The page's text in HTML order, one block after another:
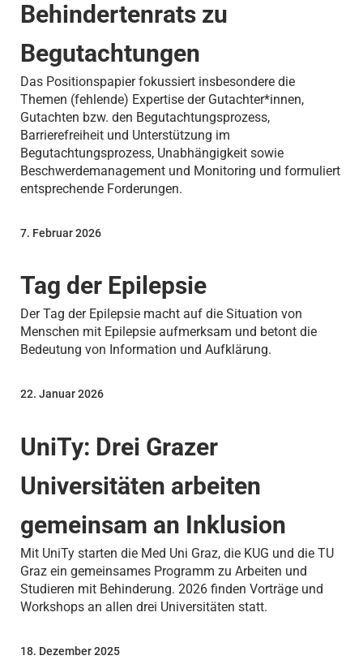
Behindertenrats zu
Begutachtungen
Das Positionspapier fokussiert insbesondere die
Themen (fehlende) Expertise der Gutachter*innen,
Gutachten bzw. den Begutachtungsprozess,
Barrierefreiheit und Unterstützung im
Begutachtungsprozess, Unabhängigkeit sowie
Beschwerdemanagement und Monitoring und formuliert
entsprechende Forderungen.
Tag der Epilepsie
7. Februar 2026
Der Tag der Epilepsie macht auf die Situation von
Menschen mit Epilepsie aufmerksam und betont die
Bedeutung von Information und Aufklärung.
UniTy: Drei Grazer
Universitäten arbeiten
gemeinsam an Inklusion
22. Januar 2026
Mit UniTy starten die Med Uni Graz, die KUG und die TU
Graz ein gemeinsames Programm zu Arbeiten und
Studieren mit Behinderung. 2026 finden Vorträge und
Workshops an allen drei Universitäten statt.
18. Dezember 2025